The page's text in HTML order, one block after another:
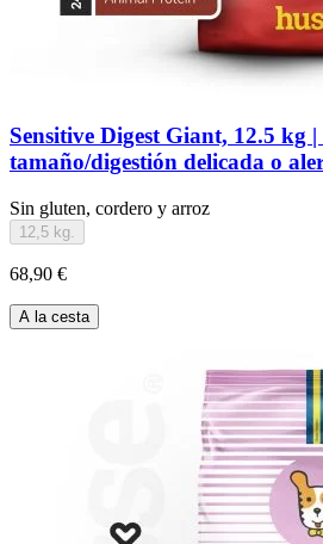
Sensitive Digest Giant, 12.5 kg
tamaño/digestión delicada o
Sin gluten, cordero y arroz
12,5 kg.
68,90 €
A la cesta